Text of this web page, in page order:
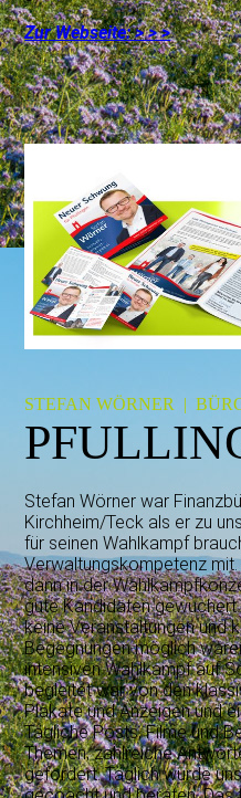
Zur Webseite: > > >
STEFAN WÖRNER |
Stefan Wörner war
Kirchheim/Teck als er zu
für seinen Wahlkampf
Verwaltungskompetenz
dann in der
gute Kandidaten
keine Veranstaltungen und
Begegnungen möglich
intensiven Wahlkampf auf
begleitet war von den
Plakate und Anzeigen und
Tägliche Posts, Filme und
Themen, zahlreiche
gefordert. Täglich wurde